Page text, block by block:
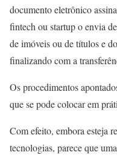
documento eletrônico
fintech ou startup o envia
de imóveis ou de títulos e
finalizando com a
Os procedimentos
que se pode colocar em
Com efeito, embora esteja
tecnologias, parece que